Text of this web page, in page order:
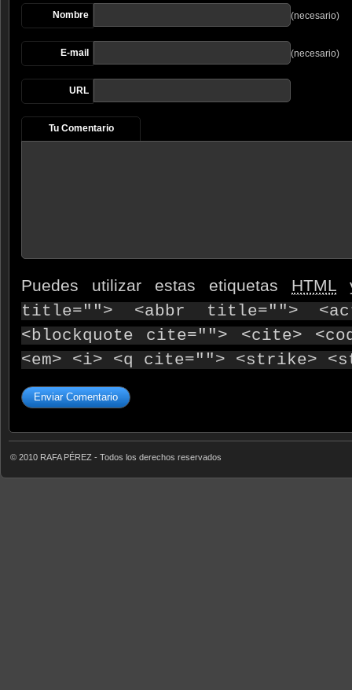
Nombre (necesario)
E-mail (necesario)
URL
Tu Comentario
Puedes utilizar estas etiquetas HTML
title=""> <abbr title="">
<blockquote cite=""> <cite>
<em> <i> <q cite=""> <strike>
© 2010 RAFA PÉREZ - Todos los derechos reservados